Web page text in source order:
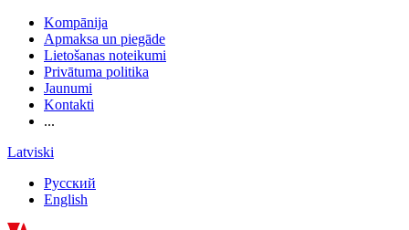
Kompānija
Apmaksa un piegāde
Lietošanas noteikumi
Privātuma politika
Jaunumi
Kontakti
...
Latviski
Русский
English